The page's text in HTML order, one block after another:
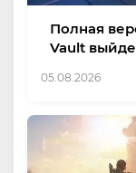
Полная
Vault
05.08.2026